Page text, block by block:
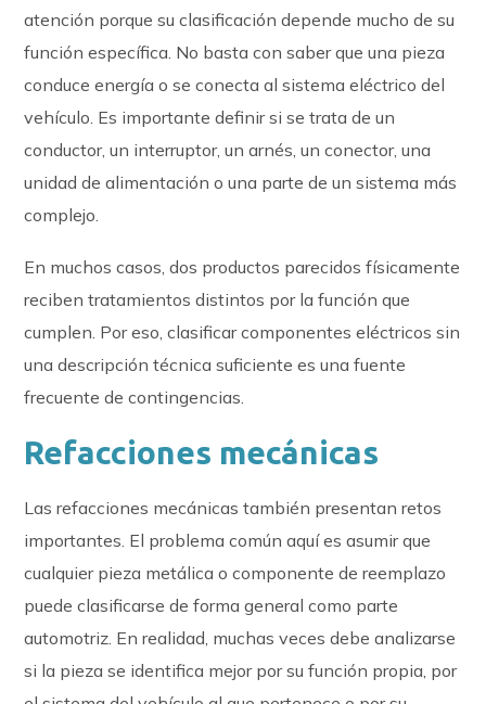
atención porque su clasificación depende mucho de su
función específica. No basta con saber que una pieza
conduce energía o se conecta al sistema eléctrico del
vehículo. Es importante definir si se trata de un
conductor, un interruptor, un arnés, un conector, una
unidad de alimentación o una parte de un sistema más
complejo.
En muchos casos, dos productos parecidos físicamente
reciben tratamientos distintos por la función que
cumplen. Por eso, clasificar componentes eléctricos sin
una descripción técnica suficiente es una fuente
frecuente de contingencias.
Refacciones mecánicas
Las refacciones mecánicas también presentan retos
importantes. El problema común aquí es asumir que
cualquier pieza metálica o componente de reemplazo
puede clasificarse de forma general como parte
automotriz. En realidad, muchas veces debe analizarse
si la pieza se identifica mejor por su función propia, por